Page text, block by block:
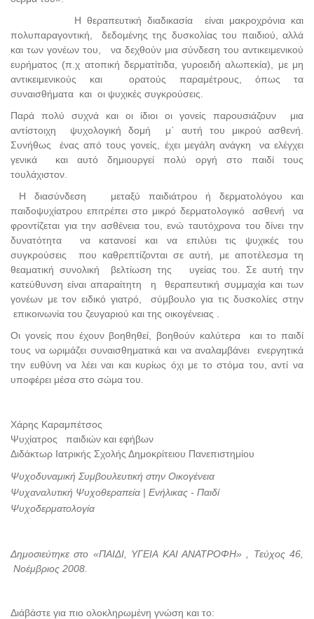
Η θεραπευτική διαδικασία είναι μακροχρόνια και
πολυπαραγοντική, δεδομένης της δυσκολίας του παιδιού, αλλά
και των γονέων του, να δεχθούν μια σύνδεση του αντικειμενικού
ευρήματος (π.χ ατοπική δερματίτιδα, γυροειδή αλωπεκία), με μη
αντικειμενικούς και ορατούς παραμέτρους, όπως τα
συναισθήματα και οι ψυχικές συγκρούσεις.
Παρά πολύ συχνά και οι ίδιοι οι γονείς παρουσιάζουν μια
αντίστοιχη ψυχολογική δομή μ΄ αυτή του μικρού ασθενή.
Συνήθως ένας από τους γονείς, έχει μεγάλη ανάγκη να ελέγχει
γενικά και αυτό δημιουργεί πολύ οργή στο παιδί τους
τουλάχιστον.
Η διασύνδεση μεταξύ παιδιάτρου ή δερματολόγου και
παιδοψυχίατρου επιτρέπει στο μικρό δερματολογικό ασθενή να
φροντίζεται για την ασθένεια του, ενώ ταυτόχρονα του δίνει την
δυνατότητα να κατανοεί και να επιλύει τις ψυχικές του
συγκρούσεις που καθρεπτίζονται σε αυτή, με αποτέλεσμα τη
θεαματική συνολική βελτίωση της υγείας του. Σε αυτή την
κατεύθυνση είναι απαραίτητη η θεραπευτική συμμαχία και των
γονέων με τον ειδικό γιατρό, σύμβουλο για τις δυσκολίες στην
επικοινωνία του ζευγαριού και της οικογένειας .
Οι γονείς που έχουν βοηθηθεί, βοηθούν καλύτερα και το παιδί
τους να ωριμάζει συναισθηματικά και να αναλαμβάνει ενεργητικά
την ευθύνη να λέει ναι και κυρίως όχι με το στόμα του, αντί να
υποφέρει μέσα στο σώμα του.
Χάρης Καραμπέτσος
Ψυχίατρος παιδιών και εφήβων
Διδάκτωρ Ιατρικής Σχολής Δημοκρίτειου Πανεπιστημίου
Ψυχοδυναμική Συμβουλευτική στην Οικογένεια
Ψυχαναλυτική Ψυχοθεραπεία | Ενήλικας - Παιδί
Ψυχοδερματολογία
Δημοσιεύτηκε στο «ΠΑΙΔΙ, ΥΓΕΙΑ ΚΑΙ ΑΝΑΤΡΟΦΗ» , Τεύχος 46,
Νοέμβριος 2008.
Διάβάστε για πιο ολοκληρωμένη γνώση και το: